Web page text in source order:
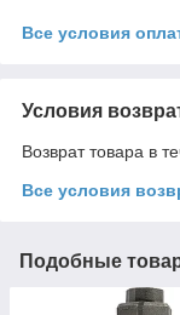
Все условия
Условия
Возврат товара в
Все условия
Подобные